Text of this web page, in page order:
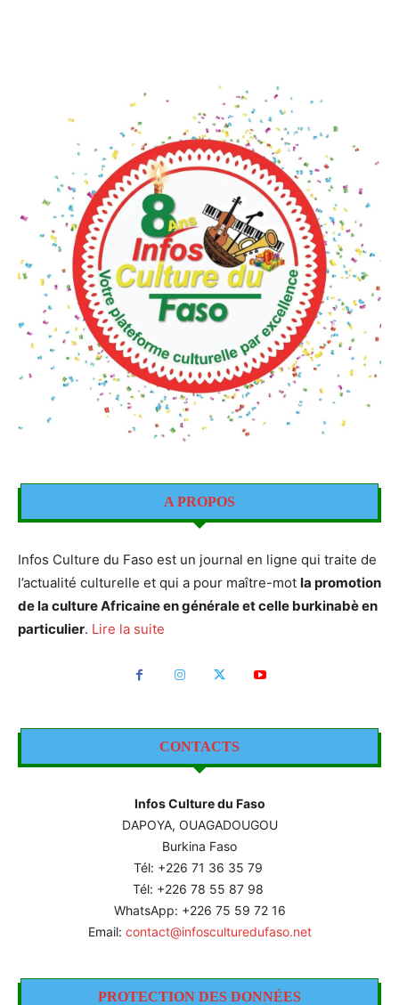
A PROPOS
Infos Culture du Faso est un journal en ligne qui traite de
l’actualité culturelle et qui a pour maître-mot la promotion
de la culture Africaine en générale et celle burkinabè en
particulier. Lire la suite
CONTACTS
Infos Culture du Faso
DAPOYA, OUAGADOUGOU
Burkina Faso
Tél: +226 71 36 35 79
Tél: +226 78 55 87 98
WhatsApp: +226 75 59 72 16
Email: contact@infosculturedufaso.net
PROTECTION DES DONNÉES